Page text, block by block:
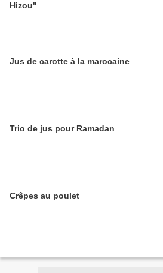
Hizou"
Jus de carotte à la marocaine
Trio de jus pour Ramadan
Crêpes au poulet